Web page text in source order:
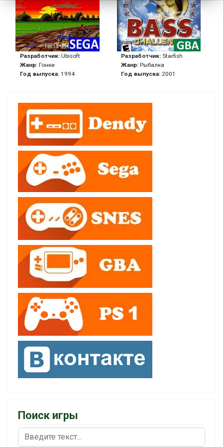
Разработчик: Ubisoft
Жанр: Гонки
Год выпуска: 1994
Разработчик: Starfish
Жанр:Рыбалка
Год выпуска: 2001
Поиск игры
Поиск